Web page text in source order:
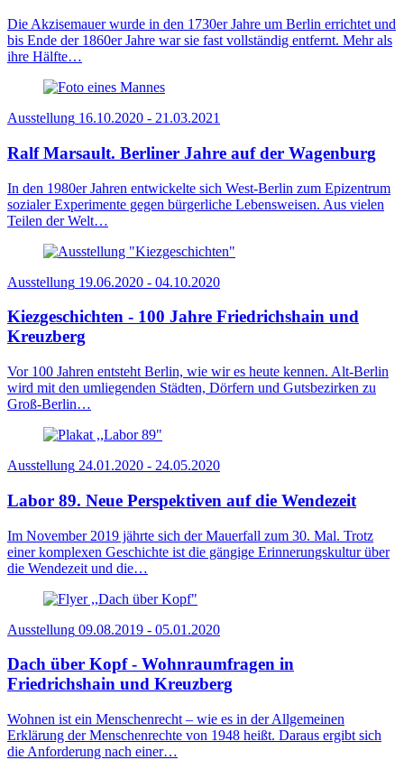
Die Akzisemauer wurde in den 1730er Jahre um Berlin errichtet und
bis Ende der 1860er Jahre war sie fast vollständig entfernt. Mehr als
ihre Hälfte…
Ausstellung 16.10.2020 - 21.03.2021
Ralf Marsault. Berliner Jahre auf der Wagenburg
In den 1980er Jahren entwickelte sich West-Berlin zum Epizentrum
sozialer Experimente gegen bürgerliche Lebensweisen. Aus vielen
Teilen der Welt…
Ausstellung 19.06.2020 - 04.10.2020
Kiezgeschichten - 100 Jahre Friedrichshain und
Kreuzberg
Vor 100 Jahren entsteht Berlin, wie wir es heute kennen. Alt-Berlin
wird mit den umliegenden Städten, Dörfern und Gutsbezirken zu
Groß-Berlin…
Ausstellung 24.01.2020 - 24.05.2020
Labor 89. Neue Perspektiven auf die Wendezeit
Im November 2019 jährte sich der Mauerfall zum 30. Mal. Trotz
einer komplexen Geschichte ist die gängige Erinnerungskultur über
die Wendezeit und die…
Ausstellung 09.08.2019 - 05.01.2020
Dach über Kopf - Wohnraumfragen in
Friedrichshain und Kreuzberg
Wohnen ist ein Menschenrecht – wie es in der Allgemeinen
Erklärung der Menschenrechte von 1948 heißt. Daraus ergibt sich
die Anforderung nach einer…